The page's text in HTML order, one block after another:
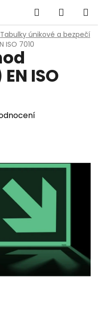
Hledat
KOŠÍK
Tabulky únikové a bezpečí
ISO 7010
ISO